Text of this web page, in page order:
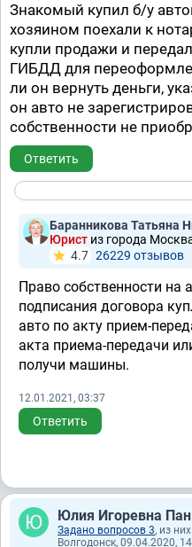
Знакомый купил б/у
хозяином поехали к
купли продажи и
ГИБДД для
ли он вернуть деньги,
он авто не
собственности не
Ответить
Баранникова Татьяна
Юрист из города
4.7 26229 отзывов
Право собственности на
подписания договора
авто по акту прием-
акта приема-передачи
получи машины.
12.01.2021, 03:37
Ответить
Юлия Игоревна
Задано вопросов 3, из них
Волгодонск, 09.04.2020,